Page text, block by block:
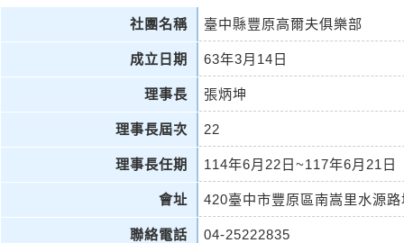
社團名稱 臺中縣豐原高爾夫俱樂部
成立日期 63年3月14日
理事長 張炳坤
理事長屆次 22
理事長任期 114年6月22日~117年6月21日
會址 420臺中市豐原區南嵩里水源
聯絡電話 04-25222835